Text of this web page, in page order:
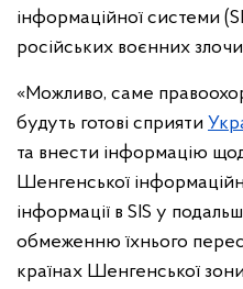
інформаційної системи
російських воєнних
«Можливо, саме
будуть готові сприяти
та внести інформацію
Шенгенської
інформації в SIS у
обмеженню їхнього
країнах Шенгенської